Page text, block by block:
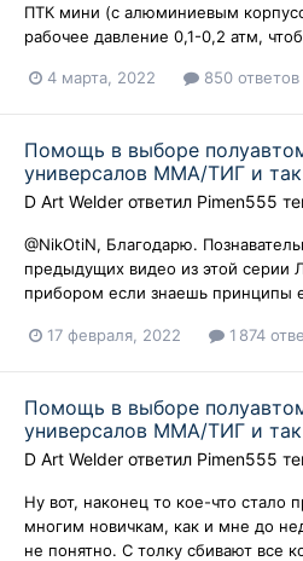
ПТК мини (с алюминиевым
рабочее давление 0,1-0,2 атм,
4 марта, 2022 850 ответов
Помощь в выборе
универсалов ММА/ТИГ и так
D Art Welder ответил Pimen555
@NikOtiN, Благодарю.
предыдущих видео из этой серии
прибором если знаешь принципы
17 февраля, 2022 1 874
Помощь в выборе
универсалов ММА/ТИГ и так
D Art Welder ответил Pimen555
Ну вот, наконец то кое-что стало
многим новичкам, как и мне до
не понятно. С толку сбивают все